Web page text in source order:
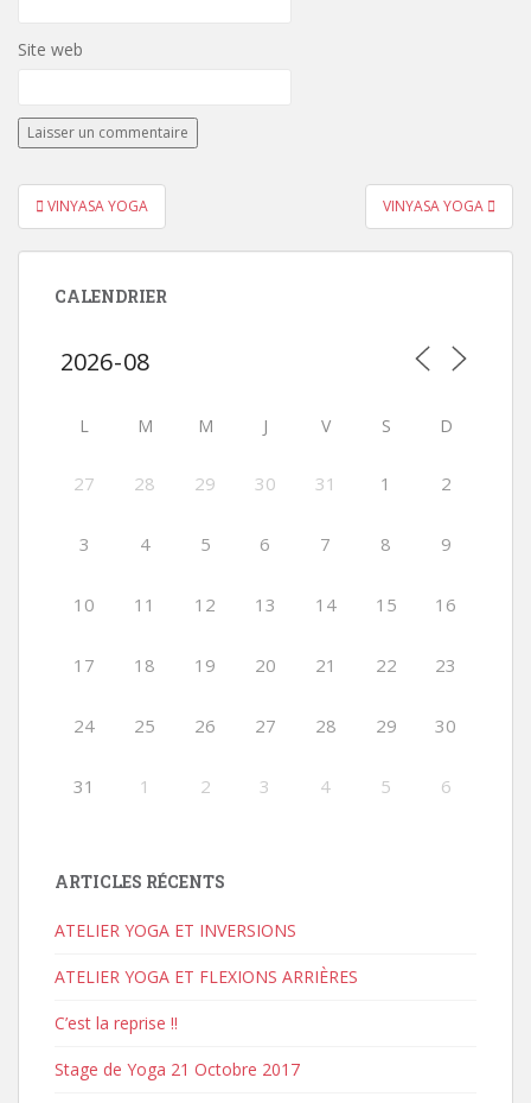
Site web
Navigation
de
l’article
VINYASA YOGA VINYASA YOGA
CALENDRIER
L M M J V S D
27 28 29 30 31 1 2
3 4 5 6 7 8 9
10 11 12 13 14 15 16
17 18 19 20 21 22 23
24 25 26 27 28 29 30
31 1 2 3 4 5 6
ARTICLES RÉCENTS
ATELIER YOGA ET INVERSIONS
ATELIER YOGA ET FLEXIONS ARRIÈRES
C’est la reprise !!
Stage de Yoga 21 Octobre 2017